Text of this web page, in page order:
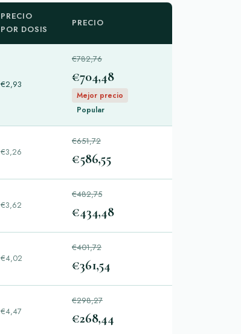
PRECIO
POR DOSIS
PRECIO
€2,93
€782,76
€704,48
Mejor precio
Popular
€3,26
€651,72
€586,55
€3,62
€482,75
€434,48
€4,02
€401,72
€361,54
€4,47
€298,27
€268,44